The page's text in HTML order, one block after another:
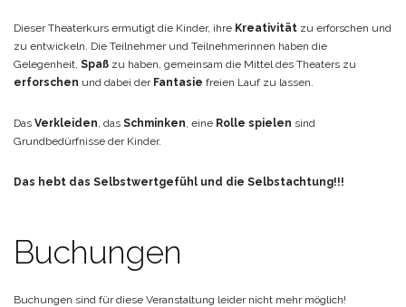
Dieser Theaterkurs ermutigt die Kinder, ihre Kreativität zu erforschen und
zu entwickeln. Die Teilnehmer und Teilnehmerinnen haben die
Gelegenheit, Spaß zu haben, gemeinsam die Mittel des Theaters zu
erforschen und dabei der Fantasie freien Lauf zu lassen.
Das Verkleiden, das Schminken, eine Rolle spielen sind
Grundbedürfnisse der Kinder.
Das hebt das Selbstwertgefühl und die Selbstachtung!!!
Buchungen
Buchungen sind für diese Veranstaltung leider nicht mehr möglich!